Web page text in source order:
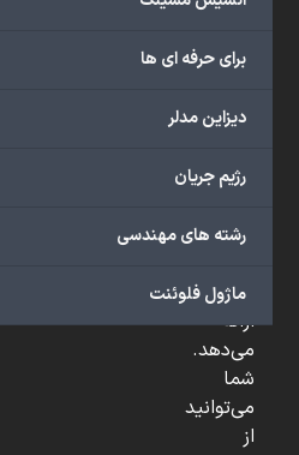
برای حرفه ای ها
دیزاین مدلر
رژیم جریان
رشته های مهندسی
ماژول فلوئنت
گسترده‌ای
با
دانشگاهی،
صنعتی
...
ارائه
می‌دهد.
شما
می‌توانید
از